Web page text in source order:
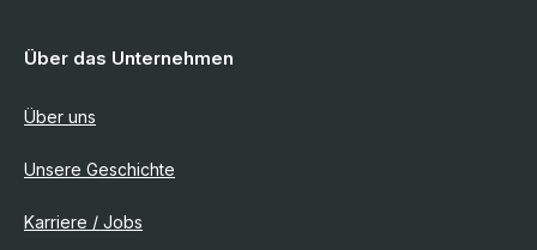
Über das Unternehmen
Über uns
Unsere Geschichte
Karriere / Jobs